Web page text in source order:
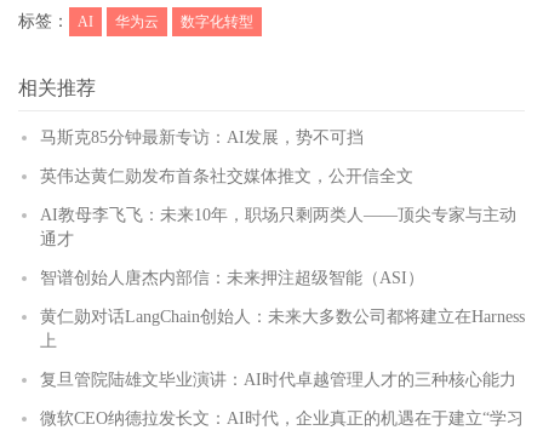
标签：
AI 华为云 数字化转型
相关推荐
马斯克85分钟最新专访：AI发展，势不可挡
英伟达黄仁勋发布首条社交媒体推文，公开信全文
AI教母李飞飞：未来10年，职场只剩两类人——顶尖专家与主动
通才
智谱创始人唐杰内部信：未来押注超级智能（ASI）
黄仁勋对话LangChain创始人：未来大多数公司都将建立在Harness
上
复旦管院陆雄文毕业演讲：AI时代卓越管理人才的三种核心能力
微软CEO纳德拉发长文：AI时代，企业真正的机遇在于建立“学习